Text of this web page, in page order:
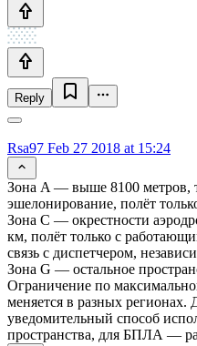
Reply
Rsa97 Feb 27 2018 at 15:24
Зона A — выше 8100 метров,
эшелонирование, полёт
Зона C — окрестности
км, полёт только с
связь с диспетчером,
Зона G — остальное
Ограничение по
меняется в разных
уведомительный способ
пространства, для БПЛА —